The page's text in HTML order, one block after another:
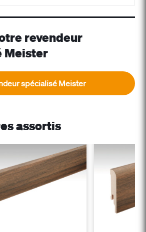
revendeur
Meister
spécialisé Meister
assortis